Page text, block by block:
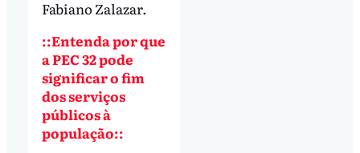
Fabiano Zalazar.
::Entenda por que
a PEC 32 pode
significar o fim
dos serviços
públicos à
população::